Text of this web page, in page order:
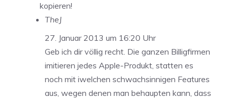
kopieren!
TheJ
27. Januar 2013 um 16:20 Uhr
Geb ich dir völlig recht. Die ganzen Billigfirmen
imitieren jedes Apple-Produkt, statten es
noch mit iwelchen schwachsinnigen Features
aus, wegen denen man behaupten kann, dass